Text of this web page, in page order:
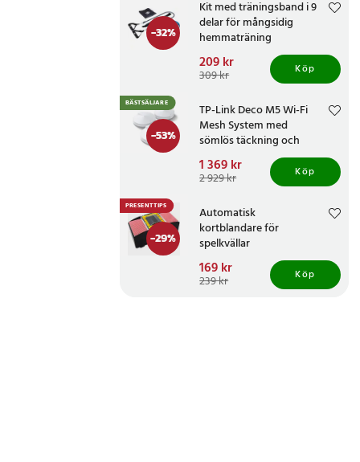
-32%
Kit med träningsband i 9
delar för mångsidig
hemmaträning
Nuvarande pris:
209 krTidigare pris :309 kr
209 kr
309 kr Köp
-53%
BÄSTSÄLJARE
TP-Link Deco M5 Wi-Fi
Mesh System med
sömlös täckning och
AC1300-hastighet
Nuvarande pris:
1 369 krTidigare pris:2 929 kr
1 369 kr
2 929 kr Köp
-29%
PRESENTTIPS
Automatisk
kortblandare för
spelkvällar
Nuvarande pris:
169 krTidigare pris 239 kr
169 kr
239 kr Köp